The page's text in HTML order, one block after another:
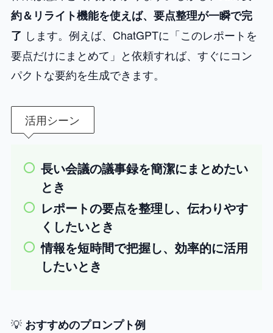
約＆リライト機能を使えば、要点整理が一瞬で完
了 します。例えば、ChatGPTに「このレポートを
要点だけにまとめて」と依頼すれば、すぐにコン
パクトな要約を生成できます。
活用シーン
長い会議の議事録を簡潔にまとめたい
とき
レポートの要点を整理し、伝わりやす
くしたいとき
情報を短時間で把握し、効率的に活用
したいとき
💡 おすすめのプロンプト例